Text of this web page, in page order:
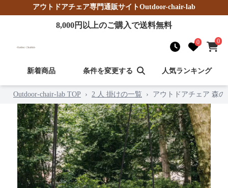
アウトドアチェア専門通販サイトOutdoor-chair-lab
8,000円以上のご購入で送料無料
0 0
新着商品 条件を変更する 人気ランキング
Outdoor-chair-lab TOP › 2 人 掛けの一覧 › アウトドアチェア 森